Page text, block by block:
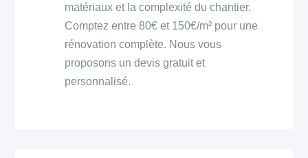
matériaux et la complexité du chantier.
Comptez entre 80€ et 150€/m² pour une
rénovation complète. Nous vous
proposons un devis gratuit et
personnalisé.